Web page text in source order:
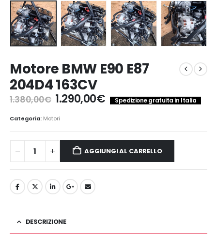
Motore BMW E90 E87
204D4 163CV
1.380,00€ Il
prezzo
originale
era:
1.380,00€.
1.290,00€Il
prezzo
è:
1.290,00€.
Spedizione gratuita in Italia
Categoria: Motori
AGGIUNGI AL CARRELLO
DESCRIZIONE